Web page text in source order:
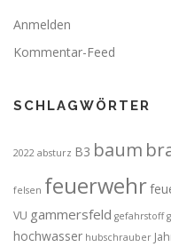
Anmelden
Kommentar-Feed
SCHLAGWÖRTER
2022 absturz B3 baum
felsen feuerwehr
VU gammersfeld gefahrstoff
hochwasser hubschrauber